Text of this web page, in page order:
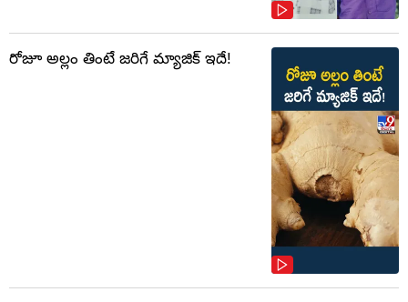
రోజూ అల్లం తింటే జరిగే మ్యాజిక్ ఇదే!